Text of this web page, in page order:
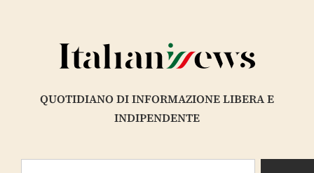
QUOTIDIANO DI INFORMAZIONE LIBERA E
INDIPENDENTE